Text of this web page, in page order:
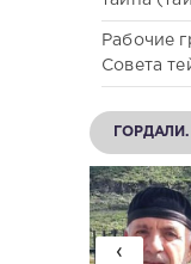
Рабочие
Совета
‹